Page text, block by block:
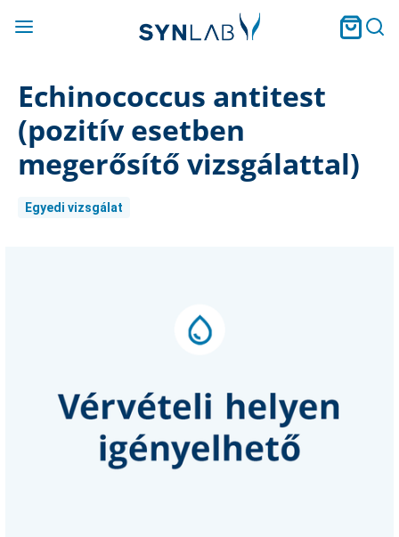
Echinococcus antitest
(pozitív esetben
megerősítő vizsgálattal)
Egyedi vizsgálat